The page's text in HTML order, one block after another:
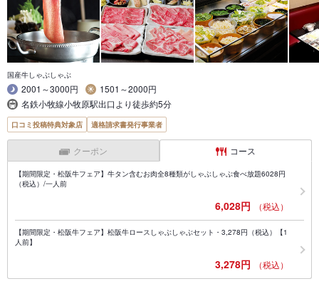
国産牛しゃぶしゃぶ
2001～3000円
1501～2000円
名鉄小牧線小牧原駅出口より徒歩約5分
口コミ投稿特典対象店 適格請求書発行事業者
クーポン コース
【期間限定・松阪牛フェア】牛タン含むお肉全8種類がしゃぶしゃぶ食べ放題6028円
（税込）/一人前
6,028円 （税込）
【期間限定・松阪牛フェア】松阪牛ロースしゃぶしゃぶセット・3,278円（税込）【1
人前】
3,278円 （税込）